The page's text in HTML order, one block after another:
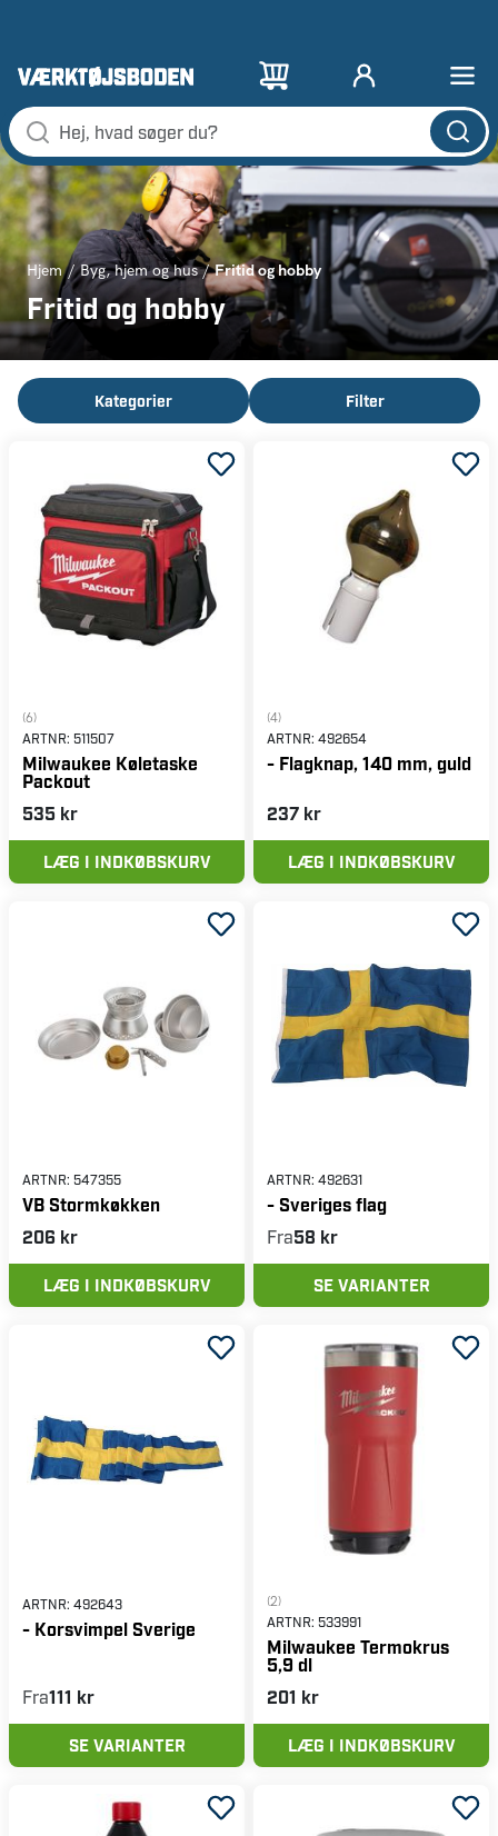
Hjem Byg, hjem og hus Fritid og hobby
Fritid og hobby
Kategorier Filter
(6)
ARTNR: 511507
Milwaukee Køletaske
Packout
535 kr
LÆG I INDKØBSKURV
(4)
ARTNR: 492654
- Flagknap, 140 mm, guld
237 kr
LÆG I INDKØBSKURV
ARTNR: 547355
VB Stormkøkken
206 kr
LÆG I INDKØBSKURV
ARTNR: 492631
- Sveriges flag
Fra58 kr
SE VARIANTER
ARTNR: 492643
- Korsvimpel Sverige
Fra111 kr
SE VARIANTER
(2)
ARTNR: 533991
Milwaukee Termokrus
5,9 dl
201 kr
LÆG I INDKØBSKURV